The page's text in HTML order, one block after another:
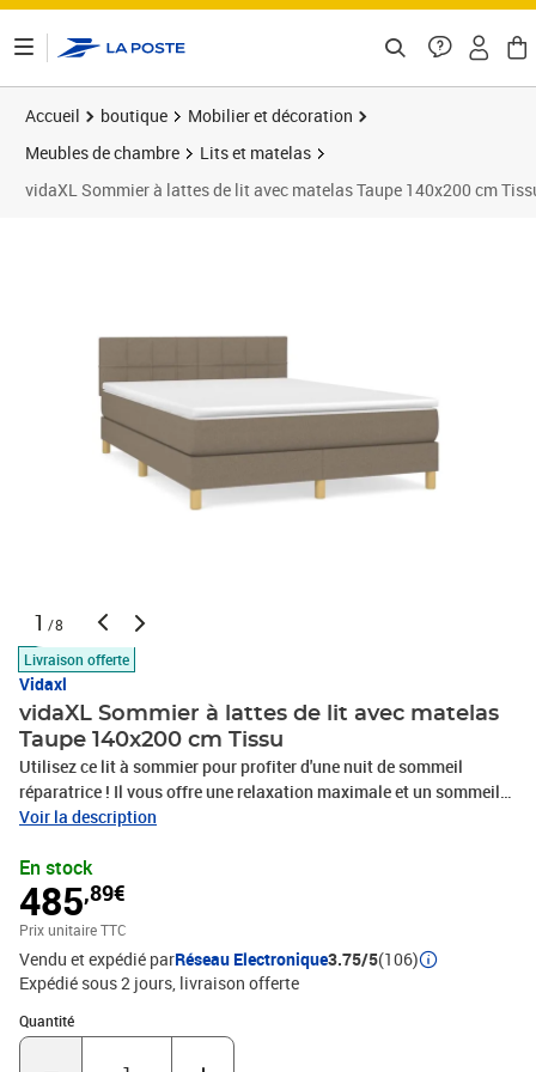
Accueil boutique
Mobilier et décoration
Meubles de chambre
Lits et matelas
vidaXL Sommier à lattes de lit avec matelas Taupe 140x200 cm
1 /8
Livraison offerte
Vidaxl
vidaXL Sommier à lattes de lit avec matelas
Taupe 140x200 cm Tissu
Utilisez ce lit à sommier pour profiter d'une nuit de sommeil
réparatrice ! Il vous offre une relaxation maximale et un sommeil
agréable. Tissu durable : le tissu présente un aspect simple et
est réglable en hauteur selon vos préférences. La tête de lit vous
offre un excellent soutien du dos lorsque vous êtes assis dans
votre lit pour lire ou regarder la télévision.Matelas à ressorts
ensachés : le ressort ensaché individuel intégré est connu pour sa
très haute qualité tout en assurant un haut niveau de durabilité et
d'adaptabilité. Il peut absorber efficacement le bruit et les chocs
causés par les sauts et les rotations.Support moyen-dur : ce
matelas de lit offre une stabilité accrue et juste le niveau de
Voir la description
En stock
485,89€
Prix unitaire TTC
Vendu et expédié parRéseau Electronique3.75/5(106)
Expédié sous 2 jours livraison offerte
Quantité
Quantité : 1